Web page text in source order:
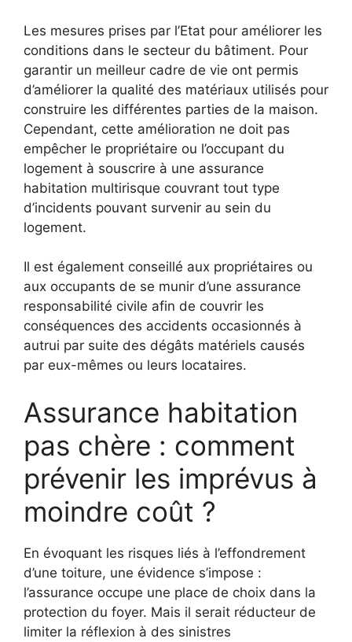
Les mesures prises par l’Etat pour améliorer les
conditions dans le secteur du bâtiment. Pour
garantir un meilleur cadre de vie ont permis
d’améliorer la qualité des matériaux utilisés pour
construire les différentes parties de la maison.
Cependant, cette amélioration ne doit pas
empêcher le propriétaire ou l’occupant du
logement à souscrire à une assurance
habitation multirisque couvrant tout type
d’incidents pouvant survenir au sein du
logement.
Il est également conseillé aux propriétaires ou
aux occupants de se munir d’une assurance
responsabilité civile afin de couvrir les
conséquences des accidents occasionnés à
autrui par suite des dégâts matériels causés
par eux-mêmes ou leurs locataires.
Assurance habitation
pas chère : comment
prévenir les imprévus à
moindre coût ?
En évoquant les risques liés à l’effondrement
d’une toiture, une évidence s’impose :
l’assurance occupe une place de choix dans la
protection du foyer. Mais il serait réducteur de
limiter la réflexion à des sinistres